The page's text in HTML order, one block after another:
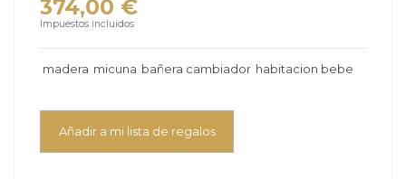
374,00 €
Impuestos incluidos
madera micuna bañera cambiador habitacion bebe
Añadir a mi lista de regalos